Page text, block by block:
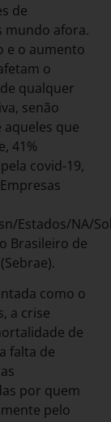
de
mundo afora.
e o aumento
o
qualquer
senão
que
41%
covid-19,
Estados/NA/
Brasileiro de
como o
a crise
de
falta de
por quem
pelo